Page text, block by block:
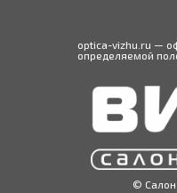
В том
optica-vizhu.ru —
определяемой
© Салон